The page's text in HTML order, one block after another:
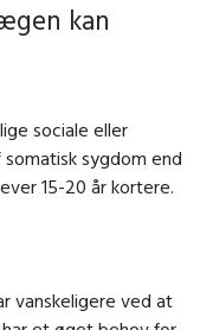
kan
sociale eller
sygdom end
15-20 år kortere.
vanskeligere ved at